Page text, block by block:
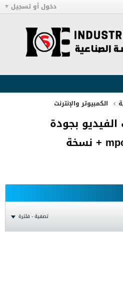
دخول أو تسجيل
الكمبيوتر والإنترنت
بجودة
عالية mpc-be 1.4.6.1585 + نسخة
تصفية - فلترة